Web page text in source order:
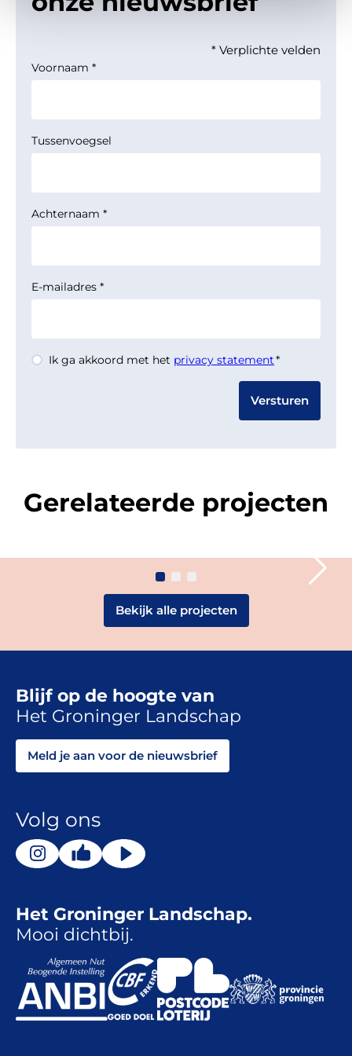
* Verplichte velden
Voornaam *
Tussenvoegsel
Achternaam *
E-mailadres *
Instemming
*
Ik ga akkoord met het privacy statement*
Gerelateerde projecten
Bekijk alle projecten
Het Groninger Landschap.
Mooi dichtbij.
Blijf op de hoogte van
Het Groninger Landschap
Meld je aan voor de nieuwsbrief
Volg ons